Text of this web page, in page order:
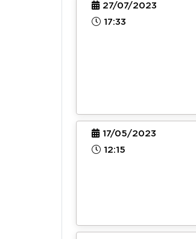
27/07/2023
17:33
17/05/2023
12:15